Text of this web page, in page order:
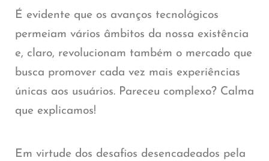
É evidente que os avanços tecnológicos
permeiam vários âmbitos da nossa existência
e, claro, revolucionam também o mercado que
busca promover cada vez mais experiências
únicas aos usuários. Pareceu complexo? Calma
que explicamos!
Em virtude dos desafios desencadeados pela